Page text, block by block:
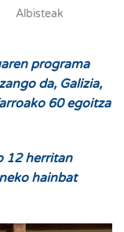
Albisteak
programa
da, Galizia,
60 egoitza
12 herritan
hainbat